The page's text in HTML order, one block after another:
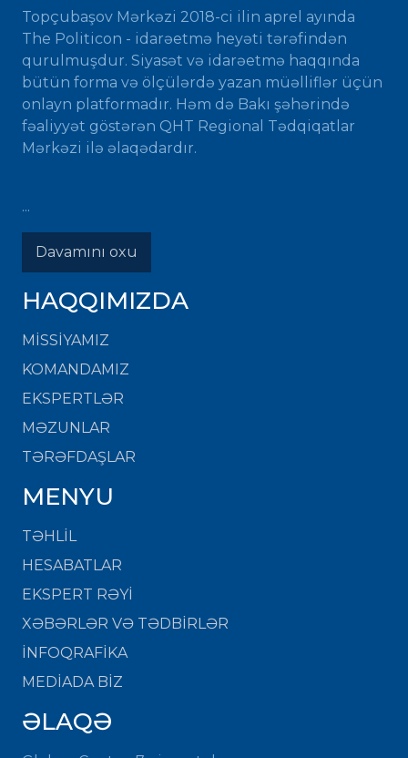
Topçubaşov Mərkəzi 2018-ci ilin aprel ayında
The Politicon - idarəetmə heyəti tərəfindən
qurulmuşdur. Siyasət və idarəetmə haqqında
bütün forma və ölçülərdə yazan müəlliflər üçün
onlayn platformadır. Həm də Bakı şəhərində
fəaliyyət göstərən QHT Regional Tədqiqatlar
Mərkəzi ilə əlaqədardır.
...
Davamını oxu
HAQQIMIZDA
MISSIYAMIZ
KOMANDAMIZ
EKSPERTLƏR
MƏZUNLAR
TƏRƏFDAŞLAR
MENYU
TƏHLİL
HESABATLAR
EKSPERT RƏYİ
XƏBƏRLƏR VƏ TƏDBİRLƏR
İNFOQRAFİKA
MEDİADA BİZ
ƏLAQƏ